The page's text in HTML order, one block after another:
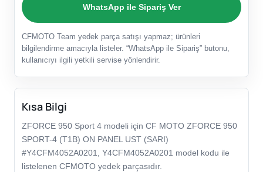
WhatsApp ile Sipariş Ver
CFMOTO Team yedek parça satışı yapmaz; ürünleri
bilgilendirme amacıyla listeler. “WhatsApp ile Sipariş” butonu,
kullanıcıyı ilgili yetkili servise yönlendirir.
Kısa Bilgi
ZFORCE 950 Sport 4 modeli için CF MOTO ZFORCE 950
SPORT-4 (T1B) ON PANEL UST (SARI)
#Y4CFM4052A0201, Y4CFM4052A0201 model kodu ile
listelenen CFMOTO yedek parçasıdır.